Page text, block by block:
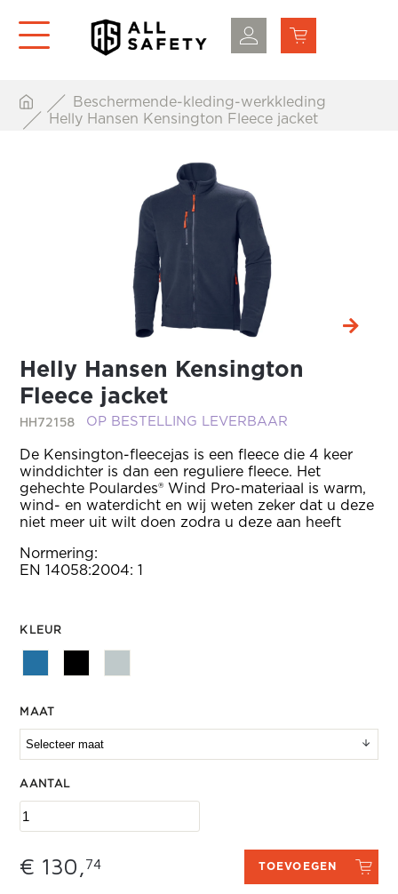
Beschermende-kleding-werkkleding
Helly Hansen Kensington Fleece jacket
Helly Hansen Kensington
Fleece jacket
HH72158 OP BESTELLING LEVERBAAR
De Kensington-fleecejas is een fleece die 4 keer
winddichter is dan een reguliere fleece. Het
gehechte Poulardes® Wind Pro-materiaal is warm,
wind- en waterdicht en wij weten zeker dat u deze
niet meer uit wilt doen zodra u deze aan heeft
Normering:
EN 14058:2004: 1
KLEUR
MAAT
AANTAL
€ 130,74 TOEVOEGEN